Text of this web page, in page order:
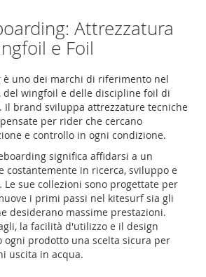
la
pagina
Attrezzatura
e Foil
uno dei marchi di riferimento nel
del wingfoil e delle discipline foil di
Il brand sviluppa attrezzature tecniche
per rider che cercano
e controllo in ogni condizione.
significa affidarsi a un
costantemente in ricerca, sviluppo e
sue collezioni sono progettate per
i primi passi nel kitesurf sia gli
desiderano massime prestazioni.
la facilità d'utilizzo e il design
ogni prodotto una scelta sicura per
uscita in acqua.